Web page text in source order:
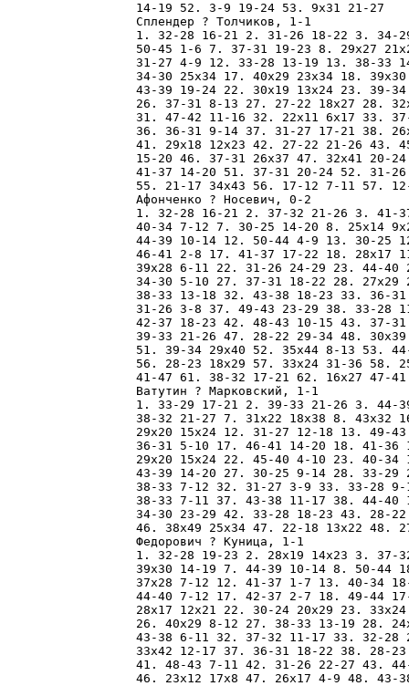
14-19 52. 3-9 19-24 53. 9x31 21-27
Сплендер ? Толчиков, 1-1
1. 32-28 16-21 2. 31-26 18-22 3. 34-
50-45 1-6 7. 37-31 19-23 8. 29x27
31-27 4-9 12. 33-28 13-19 13. 38-33
34-30 25x34 17. 40x29 23x34 18.
43-39 19-24 22. 30x19 13x24 23. 39-
26. 37-31 8-13 27. 27-22 18x27 28.
31. 47-42 11-16 32. 22x11 6x17 33.
36. 36-31 9-14 37. 31-27 17-21 38.
41. 29x18 12x23 42. 27-22 21-26 43.
15-20 46. 37-31 26x37 47. 32x41 20-
41-37 14-20 51. 37-31 20-24 52. 31-
55. 21-17 34x43 56. 17-12 7-11 57.
Афонченко ? Носевич, 0-2
1. 32-28 16-21 2. 37-32 21-26 3. 41-
40-34 7-12 7. 30-25 14-20 8. 25x14
44-39 10-14 12. 50-44 4-9 13. 30-25
46-41 2-8 17. 41-37 17-22 18. 28x17
39x28 6-11 22. 31-26 24-29 23. 44-40
34-30 5-10 27. 37-31 18-22 28. 27x29
38-33 13-18 32. 43-38 18-23 33. 36-
31-26 3-8 37. 49-43 23-29 38. 33-28
42-37 18-23 42. 48-43 10-15 43. 37-
39-33 21-26 47. 28-22 29-34 48.
51. 39-34 29x40 52. 35x44 8-13 53.
56. 28-23 18x29 57. 33x24 31-36 58.
41-47 61. 38-32 17-21 62. 16x27 47-
Ватутин ? Марковский, 1-1
1. 33-29 17-21 2. 39-33 21-26 3. 44-
38-32 21-27 7. 31x22 18x38 8. 43x32
29x20 15x24 12. 31-27 12-18 13. 49-
36-31 5-10 17. 46-41 14-20 18. 41-36
29x20 15x24 22. 45-40 4-10 23. 40-
43-39 14-20 27. 30-25 9-14 28. 33-29
38-33 7-12 32. 31-27 3-9 33. 33-28
38-33 7-11 37. 43-38 11-17 38. 44-40
34-30 23-29 42. 33-28 18-23 43. 28-
46. 38x49 25x34 47. 22-18 13x22 48.
Федорович ? Куница, 1-1
1. 32-28 19-23 2. 28x19 14x23 3. 37-
39x30 14-19 7. 44-39 10-14 8. 50-44
37x28 7-12 12. 41-37 1-7 13. 40-34
44-40 7-12 17. 42-37 2-7 18. 49-44
28x17 12x21 22. 30-24 20x29 23.
26. 40x29 8-12 27. 38-33 13-19 28.
43-38 6-11 32. 37-32 11-17 33. 32-28
33x42 12-17 37. 36-31 18-22 38. 28-
41. 48-43 7-11 42. 31-26 22-27 43.
46. 23x12 17x8 47. 26x17 4-9 48. 43-